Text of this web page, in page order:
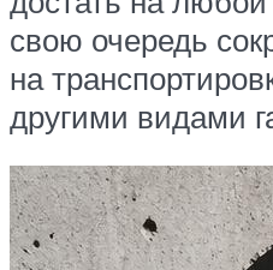
свою очередь
на
другими видами